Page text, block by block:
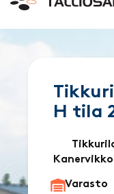
H tila
Varasto